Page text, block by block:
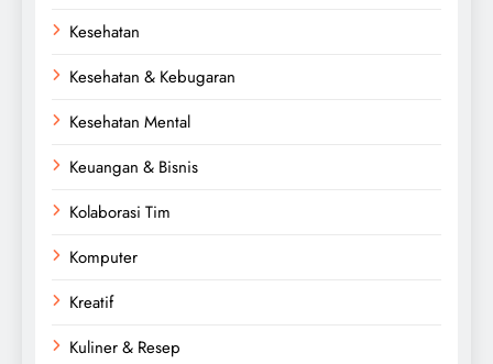
Kesehatan
Kesehatan & Kebugaran
Kesehatan Mental
Keuangan & Bisnis
Kolaborasi Tim
Komputer
Kreatif
Kuliner & Resep